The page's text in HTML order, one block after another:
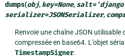
dumps(obj, key=None, salt=
serializer=JSONSerializer,
Renvoie une chaîne JSON utilisable
compressée en base64. L’objet
TimestampSigner.